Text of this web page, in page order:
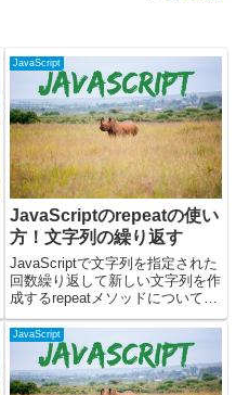
JavaScript
JavaScriptのrepeatの使い
方！文字列の繰り返す
JavaScriptで文字列を指定された
回数繰り返して新しい文字列を作
成するrepeatメソッドについて解
説します。repeatメソッドを使う
と、文字列の繰り返しを簡単に生
成できます。同じ文字列を複数回
連結したい場合や、特定のパター
ンを生成...
JavaScript